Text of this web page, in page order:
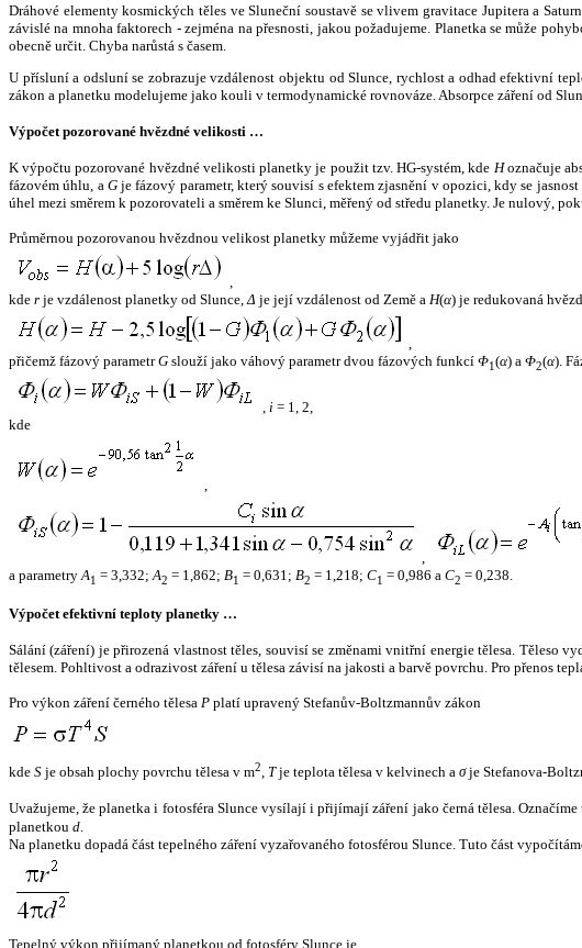
Dráhové elementy kosmických těles ve Sluneční soustavě se vlivem gravitace Jupitera a
závislé na mnoha faktorech - zejména na přesnosti, jakou požadujeme. Planetka se může
obecně určit. Chyba narůstá s časem.
U přísluní a odsluní se zobrazuje vzdálenost objektu od Slunce, rychlost a odhad efektivní
zákon a planetku modelujeme jako kouli v termodynamické rovnováze. Absorpce záření od
Výpočet pozorované hvězdné velikosti …
K výpočtu pozorované hvězdné velikosti planetky je použit tzv. HG-systém, kde Hoznačuje
fázovém úhlu, a Gje fázový parametr, který souvisí s efektem zjasnění v opozici, kdy se
úhel mezi směrem k pozorovateli a směrem ke Slunci, měřený od středu planetky. Je nulový,
Průměrnou pozorovanou hvězdnou velikost planetky můžeme vyjádřit jako
,
kde r je vzdálenost planetky od Slunce,Δ je její vzdálenost od Země a H(α) je redukovaná
,
přičemž fázový parametrG slouží jako váhový parametr dvou fázových funkcí Φ1(α) a Φ2(α).
, i = 1, 2,
kde
,
,
a parametryA1 = 3,332;A2 = 1,862; B1 = 0,631; B2 = 1,218; C1 = 0,986 a C2 = 0,238.
Výpočet efektivní teploty planetky …
Sálání (záření) je přirozená vlastnost těles, souvisí se změnami vnitřní energie tělesa. Těleso
tělesem. Pohltivost a odrazivost záření u tělesa závisí na jakosti a barvě povrchu. Pro přenos
Pro výkon záření černého tělesa P platí upravený Stefanův-Boltzmannův zákon
kde S je obsah plochy povrchu tělesa v m2, Tje teplota tělesa v kelvinech a σje Stefanova-
Uvažujeme, že planetka i fotosféra Slunce vysílají i přijímají záření jako černá tělesa.
planetkou d.
Na planetku dopadá část tepelného záření vyzařovaného fotosférou Slunce. Tuto část
Tepelný výkon přijímaný planetkou od fotosféry Slunce je